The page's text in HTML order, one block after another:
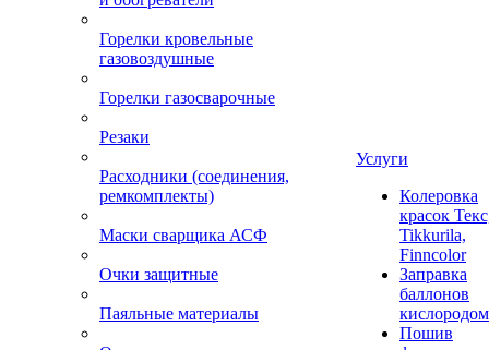
Горелки кровельные
газовоздушные
Горелки газосварочные
Резаки
Расходники (соединения,
ремкомплекты)
Маски сварщика АСФ
Очки защитные
Паяльные материалы
Услуги
Колеровка
красок
Tikkurila,
Finncolor
Заправка
баллонов
кислородом
Пошив